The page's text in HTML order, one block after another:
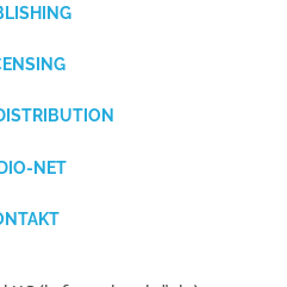
NET